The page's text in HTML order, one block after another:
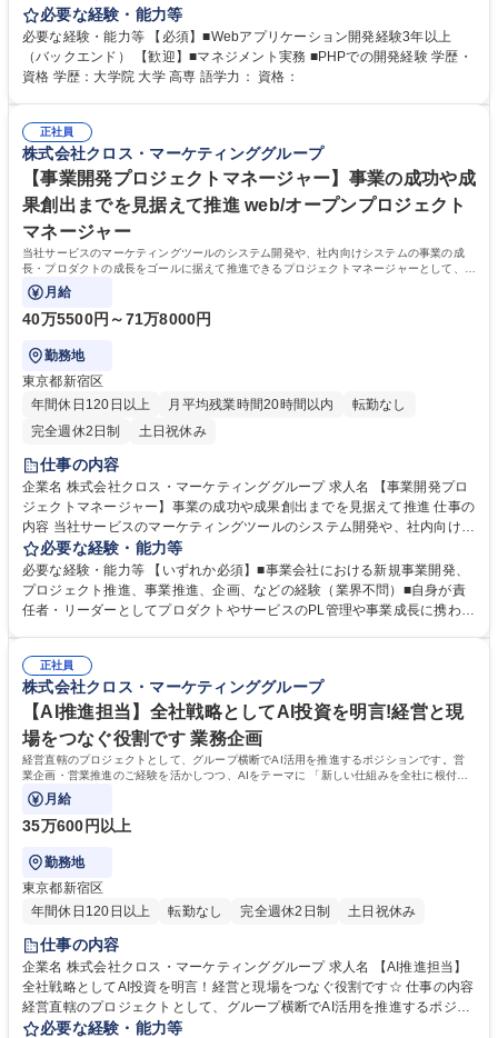
あるリサーチシステムの安定稼働は、グループのリサーチビジネスを支え
ています。 ・リサーチ関連システム(PHP)の開発・メンテナンス ・PM と
連携しての一連の機能開発業務(計画・設計・実装・QA・リリース含む)
・カスタマーサポートや他開発チームからの問い合わせの調査 ・オンコー
必要な経験・能力等
必要な経験・能力等 【必須】■Webアプリケーション開発経験3年以上
（バックエンド） 【歓迎】■マネジメント実務 ■PHPでの開発経験 学歴・
資格 学歴：大学院 大学 高専 語学力： 資格：
正社員
株式会社クロス・マーケティンググループ
【事業開発プロジェクトマネージャー】事業の成功や成
果創出までを見据えて推進 web/オープンプロジェクト
マネージャー
当社サービスのマーケティングツールのシステム開発や、社内向けシステムの事業の成
長・プロダクトの成長をゴールに据えて推進できるプロジェクトマネージャーとして、プ
ロジェクトを推進していただきます。
月給
40万5500円～71万8000円
勤務地
東京都新宿区
年間休日120日以上
月平均残業時間20時間以内
転勤なし
完全週休2日制
土日祝休み
仕事の内容
企業名 株式会社クロス・マーケティンググループ 求人名 【事業開発プロ
ジェクトマネージャー】事業の成功や成果創出までを見据えて推進 仕事の
内容 当社サービスのマーケティングツールのシステム開発や、社内向けシ
ステムの事業の成長・プロダクトの成長をゴールに据えて推進できるプロ
ジェクトマネージャーとして、プロジェクトを推進していただきます。 ※
実際に開発業務として手を動かしていただくことはありませんが、開発チ
ーム・事業サイドと密にコミュニケーションを取り事業成長にコミットし
種 【事業開発プロジェクトマネージャー】事業の成功や成果創出までを見
据えて推進
必要な経験・能力等
必要な経験・能力等 【いずれか必須】■事業会社における新規事業開発、
プロジェクト推進、事業推進、企画、などの経験（業界不問）■自身が責
任者・リーダーとしてプロダクトやサービスのPL管理や事業成長に携わっ
バーやエンジニアと連携しながら、仕様や進め方の整理経験 【プロジェク
ト例】 ■セルフ型アンケートツール『QiQUMO』にAI機能を搭載する ■ア
ンケート配信管理システムのリプレイス（社内で使用するシステム） ■AI
チャット型マーケティングリサーチサービス「Light Depth」新規立ち上
げ 学歴・資格 学歴：大学院 大学 高専 語学力： 資格：
正社員
株式会社クロス・マーケティンググループ
【AI推進担当】全社戦略としてAI投資を明言!経営と現
場をつなぐ役割です 業務企画
経営直轄のプロジェクトとして、グループ横断でAI活用を推進するポジションです。営
業企画・営業推進のご経験を活かしつつ、AIをテーマに 「新しい仕組みを全社に根付か
せる役割」 を担っていただきます。
月給
35万600円以上
勤務地
東京都新宿区
年間休日120日以上
転勤なし 完全週休2日制 土日祝休み
仕事の内容
企業名 株式会社クロス・マーケティンググループ 求人名 【AI推進担当】
全社戦略としてAI投資を明言！経営と現場をつなぐ役割です☆ 仕事の内容
経営直轄のプロジェクトとして、グループ横断でAI活用を推進するポジシ
ョンです。営業企画・営業推進のご経験を活かしつつ、AIをテーマに 「新
必要な経験・能力等